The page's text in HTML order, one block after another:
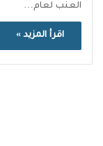
العنب لعام…
اقرأ المزيد »